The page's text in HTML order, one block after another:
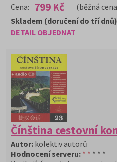
Cena: 799 Kč (běžná
DETAIL OBJEDNAT
Skladem (doručení do tří dnů)
Čínština cestovní
Autor: kolektiv autorů
Hodnocení serveru: * * * * *